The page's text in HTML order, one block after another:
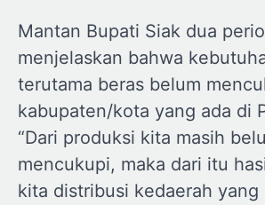
Mantan Bupati Siak dua
menjelaskan bahwa
terutama beras belum
kabupaten/kota yang ada di
“Dari produksi kita masih
mencukupi, maka dari itu
kita distribusi kedaerah yang